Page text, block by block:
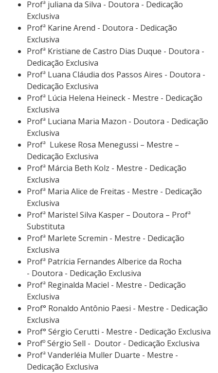
Profª juliana da Silva - Doutora - Dedicação
Exclusiva
Profª Karine Arend - Doutora - Dedicação
Exclusiva
Profª Kristiane de Castro Dias Duque - Doutora -
Dedicação Exclusiva
Profª Luana Cláudia dos Passos Aires - Doutora -
Dedicação Exclusiva
Profª Lúcia Helena Heineck - Mestre - Dedicação
Exclusiva
Profª Luciana Maria Mazon - Doutora - Dedicação
Exclusiva
Profª Lukese Rosa Menegussi – Mestre –
Dedicação Exclusiva
Profª Márcia Beth Kolz - Mestre - Dedicação
Exclusiva
Profª Maria Alice de Freitas - Mestre - Dedicação
Exclusiva
Profª Maristel Silva Kasper – Doutora – Profª
Substituta
Profª Marlete Scremin - Mestre - Dedicação
Exclusiva
Profª Patrícia Fernandes Alberice da Rocha
- Doutora - Dedicação Exclusiva
Profª Reginalda Maciel - Mestre - Dedicação
Exclusiva
Prof° Ronaldo Antônio Paesi - Mestre - Dedicação
Exclusiva
Prof° Sérgio Cerutti - Mestre - Dedicação Exclusiva
Profº Sérgio Sell - Doutor - Dedicação Exclusiva
Profª Vanderléia Muller Duarte - Mestre -
Dedicação Exclusiva